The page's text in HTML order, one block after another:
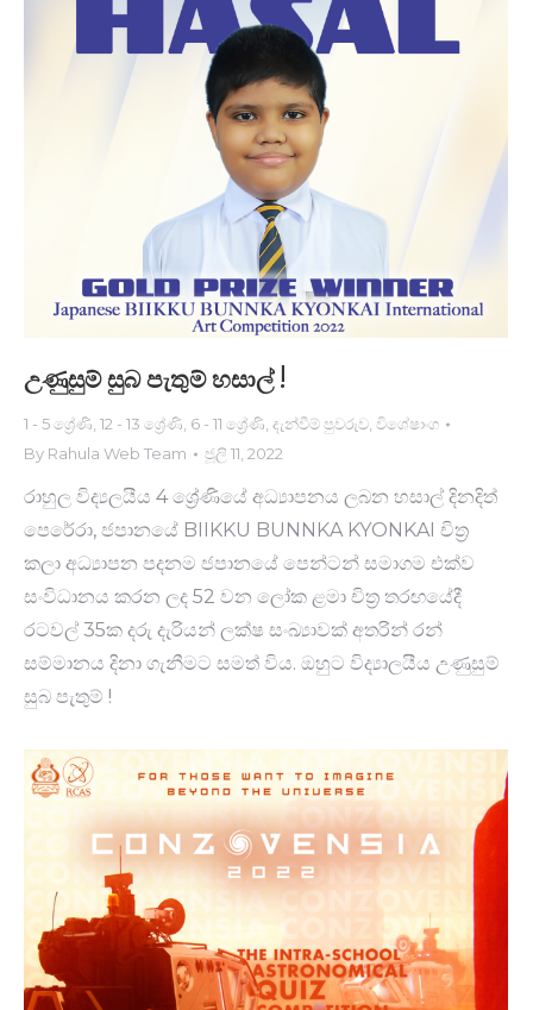
උණු​සුම් සුබ පැතුම් හසාල් !
1 - 5 ශ්‍රේණි 12 - 13 ශ්‍රේණි 6 - 11 ශ්‍රේණි දැන්වීම් පුවරුව විශේෂාංග
By Rahula Web Team ජූලි 11, 2022
රාහුල විද්‍යලයීය 4 ශ්‍රේණියේ අධ්‍යාපනය ලබන හසාල් දිනදිත්
පෙරේරා, ජපානයේ BIIKKU BUNNKA KYONKAI චිත්‍ර
කලා අධ්‍යාපන පදනම ජපානයේ පෙන්ටන් සමාගම එක්ව
සංවිධානය කරන ලද 52 වන ලෝක ළමා චිත්‍ර තරඟයේදී
රටවල් 35ක දරු දැරියන් ලක්ෂ සංඛ්‍යාවක් අතරින් රන්
සම්මානය දිනා ගැනීමට සමත් විය. ඔහුට විද්‍යාලයීය උණුසුම්
සුබ පැතුම් !